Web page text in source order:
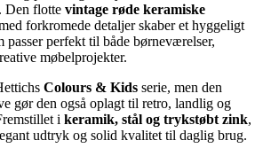
Den flotte vintage røde keramiske
forkromede detaljer skaber et hyggeligt
passer perfekt til både børneværelser,
møbelprojekter.
Colours & Kids serie, men den
gør den også oplagt til retro, landlig og
i keramik, stål og trykstøbt zink,
udtryk og solid kvalitet til daglig brug.